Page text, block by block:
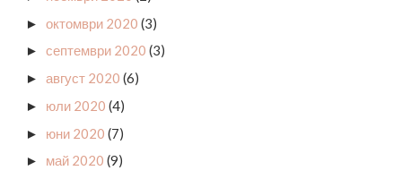
► октомври 2020 (3)
► септември 2020 (3)
► август 2020 (6)
► юли 2020 (4)
► юни 2020 (7)
► май 2020 (9)